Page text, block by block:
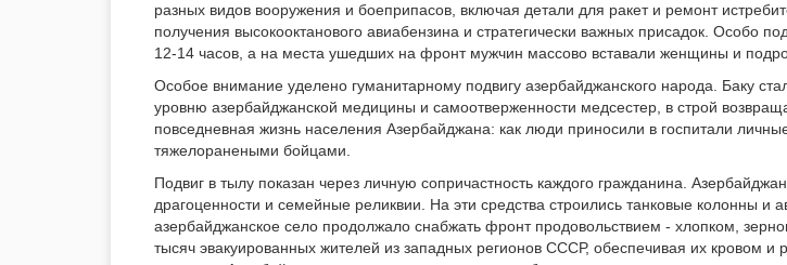
разных видов вооружения и боеприпасов, включая детали для ракет и ремонт
получения высокооктанового авиабензина и стратегически важных присадок. Особо
12-14 часов, а на места ушедших на фронт мужчин массово вставали женщины и
Особое внимание уделено гуманитарному подвигу азербайджанского народа. Баку
уровню азербайджанской медицины и самоотверженности медсестер, в строй
повседневная жизнь населения Азербайджана: как люди приносили в госпитали
тяжелоранеными бойцами.
Подвиг в тылу показан через личную сопричастность каждого гражданина.
драгоценности и семейные реликвии. На эти средства строились танковые колонны
азербайджанское село продолжало снабжать фронт продовольствием - хлопком,
тысяч эвакуированных жителей из западных регионов СССР, обеспечивая их кровом и